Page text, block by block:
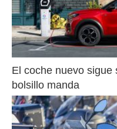
El coche nuevo sigue
bolsillo manda